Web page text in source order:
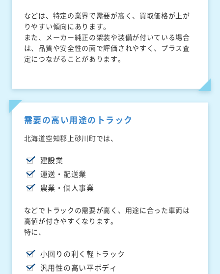
などは、特定の業界で需要が高く、買取価格が上が
りやすい傾向にあります。
また、メーカー純正の架装や装備が付いている場合
は、品質や安全性の面で評価されやすく、プラス査
定につながることがあります。
需要の高い用途のトラック
北海道空知郡上砂川町では、
建設業
運送・配送業
農業・個人事業
などでトラックの需要が高く、用途に合った車両は
高値が付きやすくなります。
特に、
小回りの利く軽トラック
汎用性の高い平ボディ